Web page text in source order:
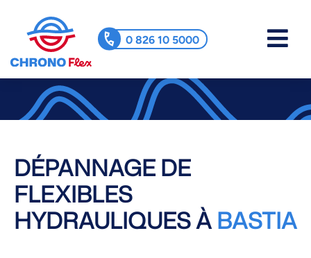
0 826 10 5000
DÉPANNAGE DE
FLEXIBLES
HYDRAULIQUES ÀBASTIA